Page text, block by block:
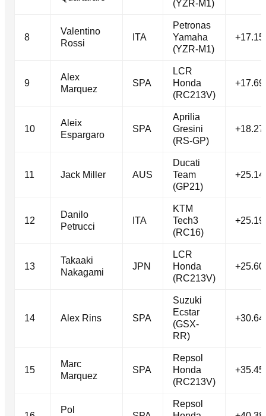
(YZR-M1)
8
Valentino
Rossi
ITA
Petronas
Yamaha
(YZR-M1)
9
Alex
Marquez
SPA
LCR
Honda
(RC213V)
10
Aleix
Espargaro
SPA
Aprilia
Gresini
(RS-GP)
11 Jack Miller AUS
Ducati
Team
(GP21)
12
Danilo
Petrucci
ITA
KTM
Tech3
(RC16)
13
Takaaki
Nakagami
JPN
LCR
Honda
(RC213V)
14 Alex Rins SPA
Suzuki
Ecstar
(GSX-
RR)
15
Marc
Marquez
SPA
Repsol
Honda
(RC213V)
Pol
Repsol